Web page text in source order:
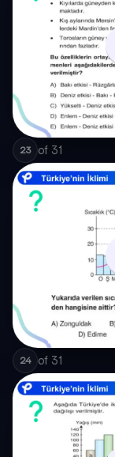
23 of 31
24 of 31